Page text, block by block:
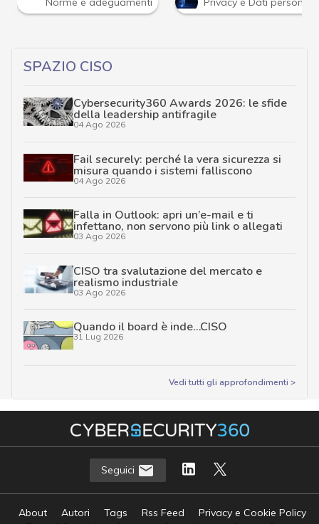
SPAZIO CISO
Cybersecurity360 Awards 2026: le sfide
della leadership antifragile
04 Ago 2026
Fail securely: perché la vera sicurezza si
misura quando i sistemi falliscono
04 Ago 2026
Falla in Outlook: apri un’e-mail e ti
infettano, non servono più link o allegati
03 Ago 2026
CISO tra svalutazione del mercato e
realismo industriale
03 Ago 2026
Quando il board è inde…CISO
31 Lug 2026
Vedi tutti gli approfondimenti >
Seguici
About Autori Tags Rss Feed
Privacy e Cookie Policy